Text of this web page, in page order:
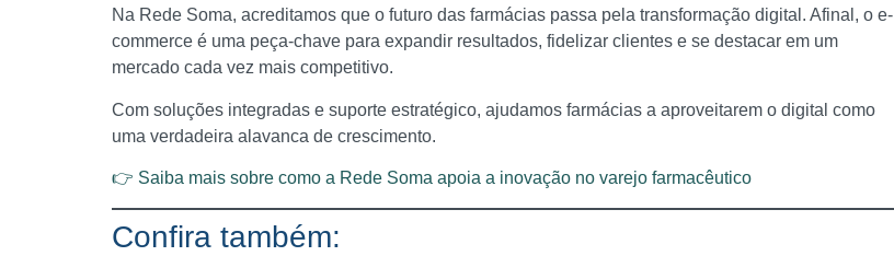
Na Rede Soma, acreditamos que o futuro das farmácias passa pela transformação digital. Afinal, o e-
commerce é uma peça-chave para expandir resultados, fidelizar clientes e se destacar em um
mercado cada vez mais competitivo.
Com soluções integradas e suporte estratégico, ajudamos farmácias a aproveitarem o digital como
uma verdadeira alavanca de crescimento.
👉 Saiba mais sobre como a Rede Soma apoia a inovação no varejo farmacêutico
Confira também: